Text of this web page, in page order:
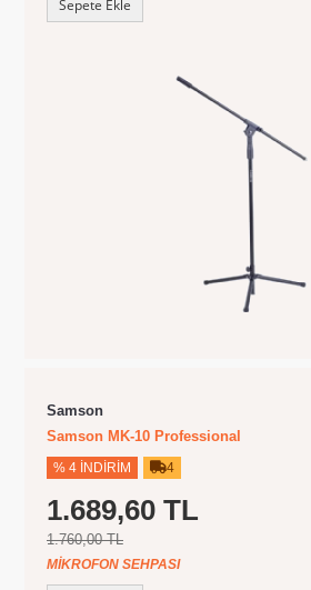
Sepete Ekle
Samson
Samson MK-10 Professional
% 4 İNDIRIM 4
1.689,60 TL
1.760,00 TL
MIKROFON SEHPASI